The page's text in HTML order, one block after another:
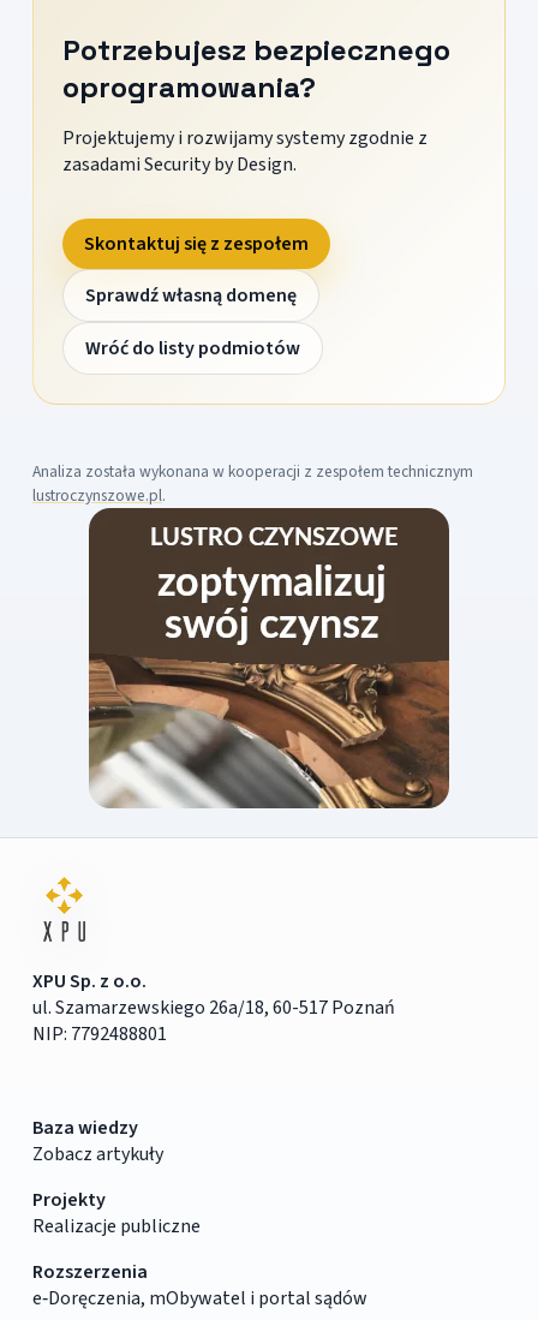
Potrzebujesz bezpiecznego
oprogramowania?
Projektujemy i rozwijamy systemy zgodnie z
zasadami Security by Design.
Skontaktuj się z zespołem
Sprawdź własną domenę
Wróć do listy podmiotów
Analiza została wykonana w kooperacji z zespołem technicznym
lustroczynszowe.pl.
XPU Sp. z o.o.
ul. Szamarzewskiego 26a/18, 60-517 Poznań
NIP: 7792488801
Baza wiedzy
Zobacz artykuły
Projekty
Realizacje publiczne
Rozszerzenia
e‑Doręczenia, mObywatel i portal sądów